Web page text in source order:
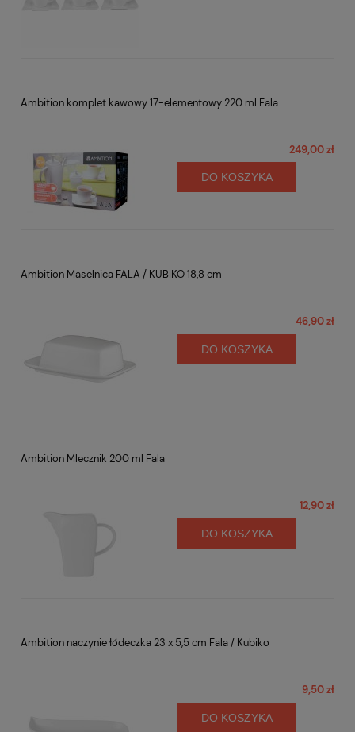
Ambition komplet kawowy 17-elementowy 220 ml Fala
249,00 zł
DO KOSZYKA
Ambition Maselnica FALA / KUBIKO 18,8 cm
46,90 zł
DO KOSZYKA
Ambition Mlecznik 200 ml Fala
12,90 zł
DO KOSZYKA
Ambition naczynie łódeczka 23 x 5,5 cm Fala / Kubiko
9,50 zł
DO KOSZYKA